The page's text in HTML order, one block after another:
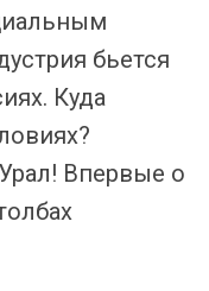
бьется
Куда
Впервые о